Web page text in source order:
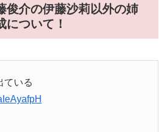
俊介の伊藤沙莉以外の姉
について！
ている